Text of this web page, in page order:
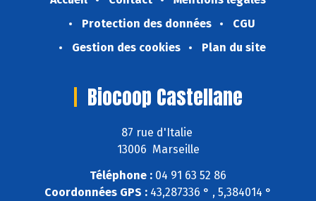
Protection des données
CGU
Gestion des cookies
Plan du site
Biocoop Castellane
87 rue d'Italie
13006 Marseille
Téléphone : 04 91 63 52 86
Coordonnées GPS : 43,287336 ° , 5,384014 °